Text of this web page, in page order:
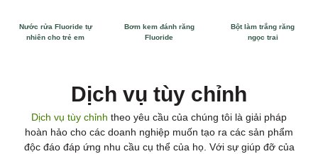
Nước rửa Fluoride tự
nhiên cho trẻ em
Bơm kem đánh răng
Fluoride
Bột làm trắng răng
ngọc trai
Dịch vụ tùy chỉnh
Dịch vụ tùy chỉnh theo yêu cầu của chúng tôi là giải pháp
hoàn hảo cho các doanh nghiệp muốn tạo ra các sản phẩm
độc đáo đáp ứng nhu cầu cụ thể của họ. Với sự giúp đỡ của